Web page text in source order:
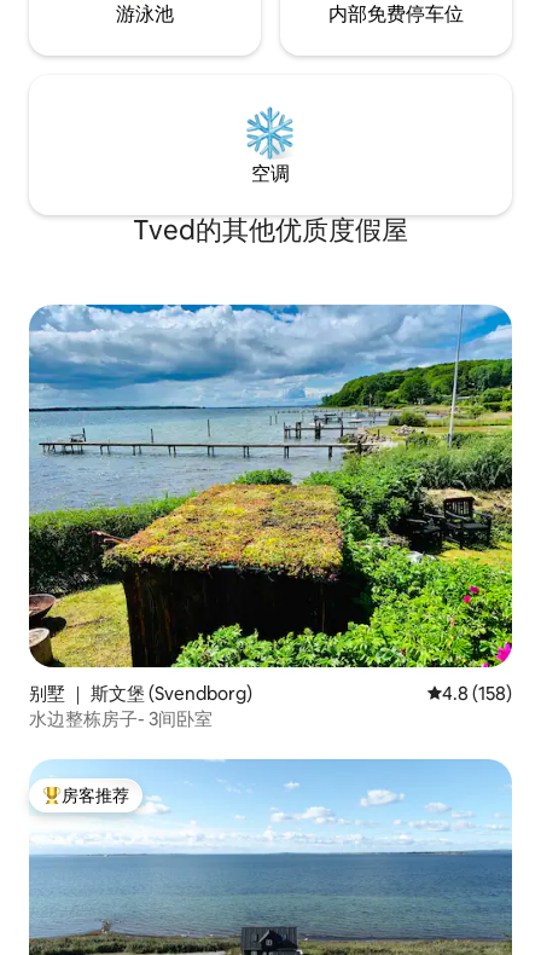
游泳池 内部免费停车位
空调
Tved的其他优质度假屋
别墅 ｜ 斯文堡 (Svendborg) 平均评分 4.8
4.8 (158)
水边整栋房子- 3间卧室
热门「房客推荐」
房客推荐